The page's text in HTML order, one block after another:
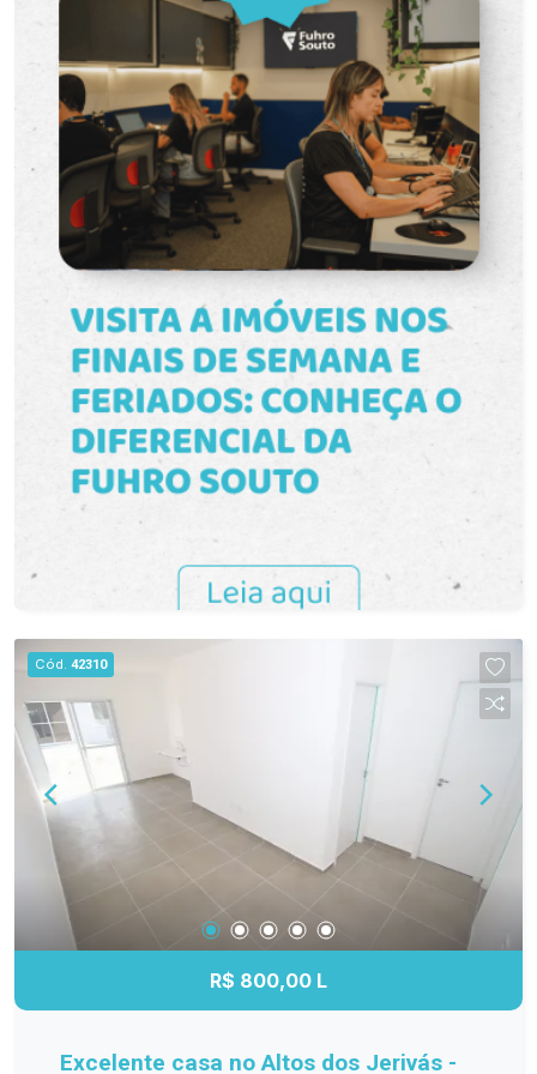
Área externa versátil, perfeita para lazer,
jardinagem ou para os pets. Destaques do
Condomínio: * Condomínio seguro e tranquilo,
com áreas verdes e infraestrutura organizada. *
Localização privilegiada, próximo a escolas,
comércios e opções de transporte. * Ambientes
integrados que garantem conforto e praticidade
no dia a dia. Venha conhecer este imóvel que une
espaço, luminosidade e qualidade de vida em um
dos bairros mais valorizados da cidade! Agende
sua visita e descubra seu novo lar no Altos dos
Jerivás!
Cód. 42310
R$ 800,00 L
Excelente casa no Altos dos Jerivás -